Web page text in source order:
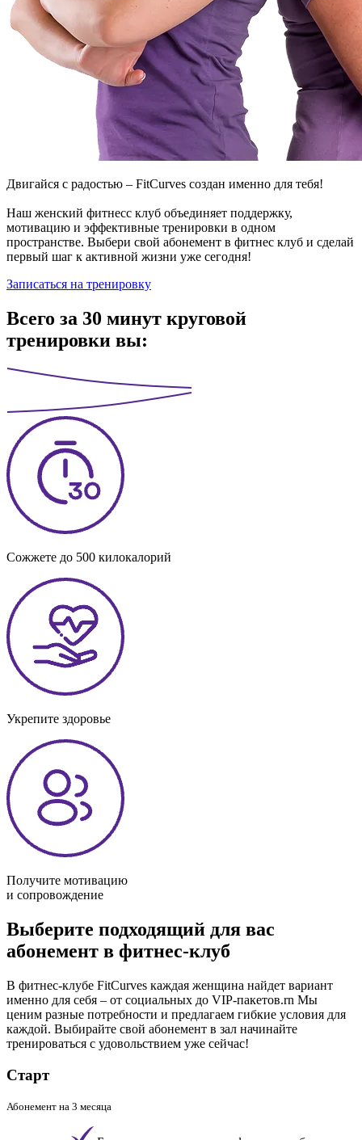
Двигайся с радостью – FitCurves создан именно для тебя!
Наш женский фитнесс клуб объединяет поддержку,
мотивацию и эффективные тренировки в одном
пространстве. Выбери свой абонемент в фитнес клуб и сделай
первый шаг к активной жизни уже сегодня!
Записаться на тренировку
Всего за 30 минут круговой
тренировки вы:
Сожжете до 500 килокалорий
Укрепите здоровье
Получите мотивацию
и сопровождение
Выберите подходящий для вас
абонемент в фитнес-клуб
В фитнес-клубе FitCurves каждая женщина найдет вариант
именно для себя – от социальных до VIP-пакетов.rn Мы
ценим разные потребности и предлагаем гибкие условия для
каждой. Выбирайте свой абонемент в зал начинайте
тренироваться с удовольствием уже сейчас!
Старт
Абонемент на 3 месяца